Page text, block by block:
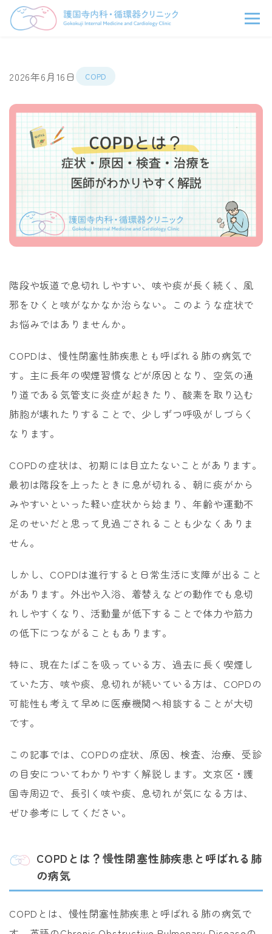
2026年6月16日 COPD
階段や坂道で息切れしやすい、咳や痰が長く続く、風
邪をひくと咳がなかなか治らない。このような症状で
お悩みではありませんか。
COPDは、慢性閉塞性肺疾患とも呼ばれる肺の病気で
す。主に長年の喫煙習慣などが原因となり、空気の通
り道である気管支に炎症が起きたり、酸素を取り込む
肺胞が壊れたりすることで、少しずつ呼吸がしづらく
なります。
COPDの症状は、初期には目立たないことがあります。
最初は階段を上ったときに息が切れる、朝に痰がから
みやすいといった軽い症状から始まり、年齢や運動不
足のせいだと思って見過ごされることも少なくありま
せん。
しかし、COPDは進行すると日常生活に支障が出ること
があります。外出や入浴、着替えなどの動作でも息切
れしやすくなり、活動量が低下することで体力や筋力
の低下につながることもあります。
特に、現在たばこを吸っている方、過去に長く喫煙し
ていた方、咳や痰、息切れが続いている方は、COPDの
可能性も考えて早めに医療機関へ相談することが大切
です。
この記事では、COPDの症状、原因、検査、治療、受診
の目安についてわかりやすく解説します。文京区・護
国寺周辺で、長引く咳や痰、息切れが気になる方は、
ぜひ参考にしてください。
COPDとは？慢性閉塞性肺疾患と呼ばれる肺
の病気
COPDとは、慢性閉塞性肺疾患と呼ばれる肺の病気で